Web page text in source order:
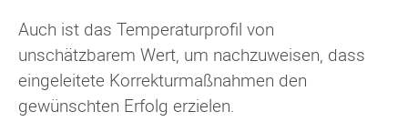
Auch ist das Temperaturprofil von
unschätzbarem Wert, um nachzuweisen, dass
eingeleitete Korrekturmaßnahmen den
gewünschten Erfolg erzielen.